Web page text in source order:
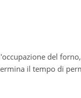
del
il tempo di